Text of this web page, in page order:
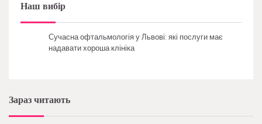
Наш вибір
Сучасна офтальмологія у Львові: які послуги має
надавати хороша клініка
Зараз читають